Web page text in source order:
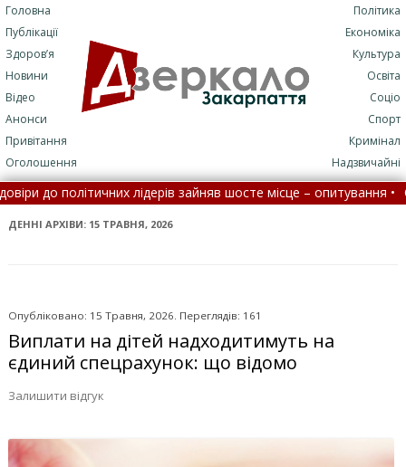
Головна
Публікації
Здоров’я
Новини
Відео
Анонси
Привітання
Оголошення
Політика
Економіка
Культура
Освіта
Соціо
Спорт
Кримінал
Надзвичайні
лідерів зайняв шосте місце – опитування • Село на
до лікарні стане складніше• На Закарпатті водність річок
ДЕННІ АРХІВИ: 15 ТРАВНЯ, 2026
Опубліковано: 15 Травня, 2026. Переглядів: 161
Виплати на дітей надходитимуть на
єдиний спецрахунок: що відомо
Залишити відгук